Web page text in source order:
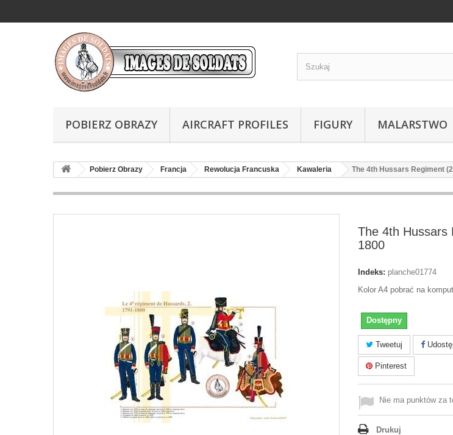
POBIERZ OBRAZY AIRCRAFT PROFILES FIGURY MALARSTWO
Pobierz Obrazy Francja Rewolucja Francuska Kawaleria The 4th Hussars Regiment
The 4th Hussars
1800
Indeks: planche01774
Kolor A4 pobrać na
Dostępny
Tweetuj
Pinterest
Nie ma punktów za
Drukuj